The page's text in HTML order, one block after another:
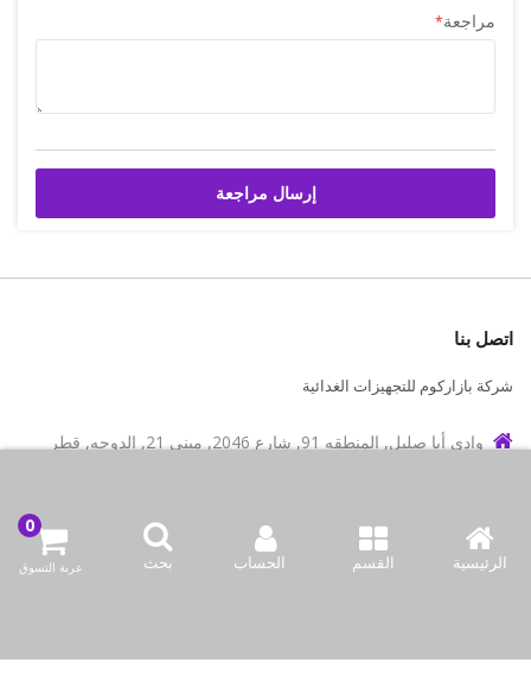
الرئيسية القسم الحساب بحث عربة التسوق
مراجعة
إرسال مراجعة
اتصل بنا
شركة بازاركوم للتجهيزات الغدائية
وادي أبا صليل, المنطقه 91, شارع 2046, مبنى 21, الدوحه, قطر
97466151607+
سياسة المتجر
نحن نتواصل